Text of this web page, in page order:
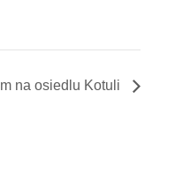
na osiedlu Kotuli